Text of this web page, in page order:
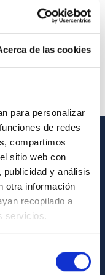
de las cookies
para personalizar
de redes
compartimos
sitio web con
y análisis
otra información
recopilado a
servicios.